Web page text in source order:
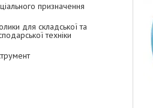
призначення
для складської та
техніки